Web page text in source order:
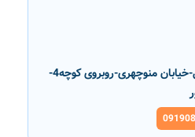
خیابان قاآنی شمالی-خیابان منوچهری-روبروی کوچه4-